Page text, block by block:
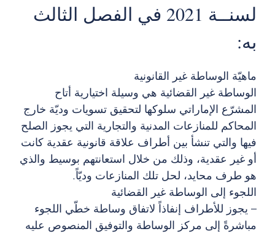
لسنــة 2021 في الفصل الثالث
به:
ماهيّة الوساطة غير القانونية
الوساطة غير القضائية هي وسيلة اختيارية أتاح
المشرّع الإماراتي سلوكها لتحقيق تسويات وديّة خارج
المحاكم للمنازعات المدنية والتجارية التي يجوز الصلح
فيها والتي تنشأ بين أطراف علاقة قانونية عقدية كانت
أو غير عقدية، وذلك من خلال استعانتهم بوسيط والذي
هو طرف محايد، لحل تلك المنازعات وديّاً.
اللجوء إلى الوساطة غير القضائية
– يجوز للأطراف إنفاذاً لاتفاق وساطة خطّي اللجوء
مباشرةً إلى مركز الوساطة والتوفيق المنصوص عليه